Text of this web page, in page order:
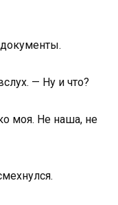
документы.
— Ну и что?
моя. Не наша, не